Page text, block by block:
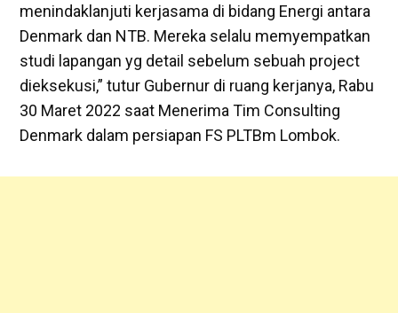
menindaklanjuti kerjasama di bidang Energi antara
Denmark dan NTB. Mereka selalu memyempatkan
studi lapangan yg detail sebelum sebuah project
dieksekusi,” tutur Gubernur di ruang kerjanya, Rabu
30 Maret 2022 saat Menerima Tim Consulting
Denmark dalam persiapan FS PLTBm Lombok.